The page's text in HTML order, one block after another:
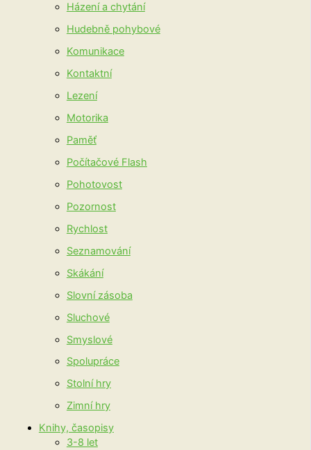
Házení a chytání
Hudebně pohybové
Komunikace
Kontaktní
Lezení
Motorika
Paměť
Počítačové Flash
Pohotovost
Pozornost
Rychlost
Seznamování
Skákání
Slovní zásoba
Sluchové
Smyslové
Spolupráce
Stolní hry
Zimní hry
Knihy, časopisy
3-8 let